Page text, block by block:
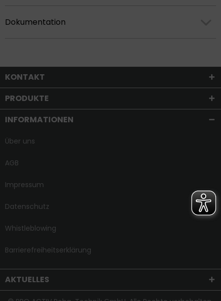
Dokumentation
KONTAKT
PRODUKTE
INFORMATIONEN
Über uns
AGB
Impressum
Datenschutz
Whistleblowing
Barrierefreiheitserklärung
AKTUELLES